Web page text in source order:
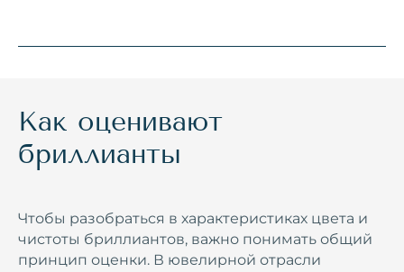
Как оценивают
бриллианты
Чтобы разобраться в характеристиках цвета и
чистоты бриллиантов, важно понимать общий
принцип оценки. В ювелирной отрасли